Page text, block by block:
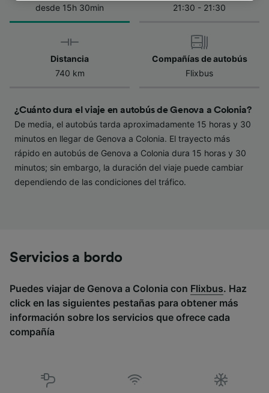
desde 15h 30min 21:30 - 21:30
Distancia
740 km
Compañías de autobús
Flixbus
¿Cuánto dura el viaje en autobús de Genova a Colonia?
De media, el autobús tarda aproximadamente 15 horas y 30
minutos en llegar de Genova a Colonia. El trayecto más
rápido en autobús de Genova a Colonia dura 15 horas y 30
minutos; sin embargo, la duración del viaje puede cambiar
dependiendo de las condiciones del tráfico.
Servicios a bordo
Puedes viajar de Genova a Colonia con Flixbus. Haz
click en las siguientes pestañas para obtener más
información sobre los servicios que ofrece cada
compañía
de la política de privacidad. Tus preferencias
se notificarán a nuestros socios y no
afectarán a los datos de navegación. Tus
datos no se utilizarán con fines de rastreo si
no nos has dado consentimiento para ello.
Utilizar datos de localización geográfica
precisa. Analizar activamente las
características del dispositivo para su
identificación. Almacenar la información en un
dispositivo y/o acceder a ella. Publicidad y
contenido personalizados, medición de
publicidad y contenido, investigación de